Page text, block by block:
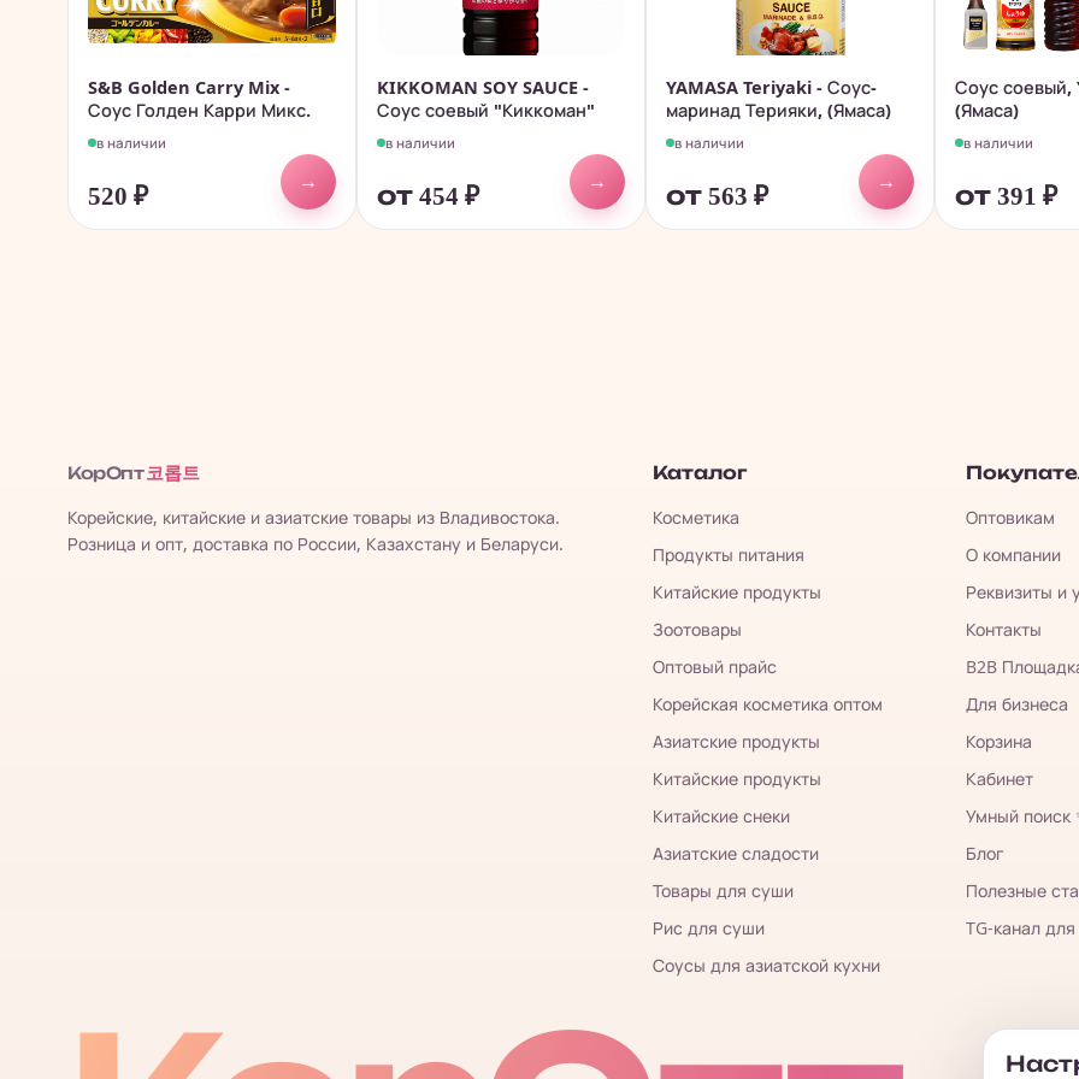
S&B Golden Carry Mix -
Соус Голден Карри Микс.
в наличии
520 ₽
→
KIKKOMAN SOY SAUCE -
Соус соевый "Киккоман"
в наличии
от 454 ₽
→
YAMASA Teriyaki - Соус-
маринад Терияки, (Ямаса)
в наличии
от 563 ₽
→
Соус соевый,
(Ямаса)
в наличии
от 391 ₽
КорОпт 코롭트
Корейские, китайские и азиатские товары из Владивостока.
Розница и опт, доставка по России, Казахстану и Беларуси.
Каталог
Косметика
Продукты питания
Китайские продукты
Зоотовары
Оптовый прайс
Корейская косметика оптом
Азиатские продукты
Китайские продукты
Китайские снеки
Азиатские сладости
Товары для суши
Рис для суши
Соусы для азиатской кухни
Оптовикам
О компании
Реквизиты и
Контакты
B2B
Для бизнеса
Корзина
Кабинет
Умный поиск
Блог
Полезные
TG-канал